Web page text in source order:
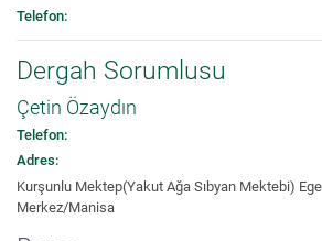
Telefon:
Dergah Sorumlusu
Çetin Özaydın
Telefon:
Adres:
Kurşunlu Mektep(Yakut Ağa Sıbyan Mektebi)
Merkez/Manisa